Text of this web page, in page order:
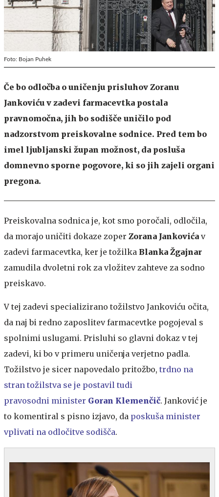
Foto: Bojan Puhek
Če bo odločba o uničenju prisluhov Zoranu
Jankoviću v zadevi farmacevtka postala
pravnomočna, jih bo sodišče uničilo pod
nadzorstvom preiskovalne sodnice. Pred tem bo
imel ljubljanski župan možnost, da posluša
domnevno sporne pogovore, ki so jih zajeli organi
pregona.
Preiskovalna sodnica je, kot smo poročali, odločila,
da morajo uničiti dokaze zoper Zorana Jankovića v
zadevi farmacevtka, ker je tožilka Blanka Žgajnar
zamudila dvoletni rok za vložitev zahteve za sodno
preiskavo.
V tej zadevi specializirano tožilstvo Jankoviću očita,
da naj bi redno zaposlitev farmacevtke pogojeval s
spolnimi uslugami. Prisluhi so glavni dokaz v tej
zadevi, ki bo v primeru uničenja verjetno padla.
Tožilstvo je sicer napovedalo pritožbo, trdno na
stran tožilstva se je postavil tudi
pravosodni minister Goran Klemenčič. Janković je
to komentiral s pisno izjavo, da poskuša minister
vplivati na odločitve sodišča.